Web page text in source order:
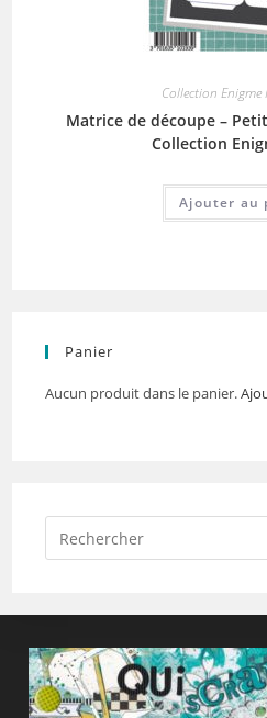
Collection Enigme
Matrice de découpe –
Collection
Ajouter au
Panier
Aucun produit dans le panier.